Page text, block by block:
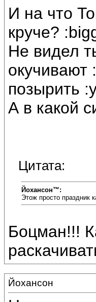
И на что
круче?
Не видел
окучивают
позырить
А в какой
Цитата:
Йохансон™:
Этож просто праздник
Боцман!!!
Йохансон